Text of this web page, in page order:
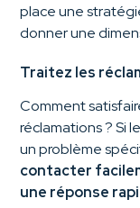
place une
donner une
Traitez les
Comment
réclamations ? Si
un problème
contacter
une réponse